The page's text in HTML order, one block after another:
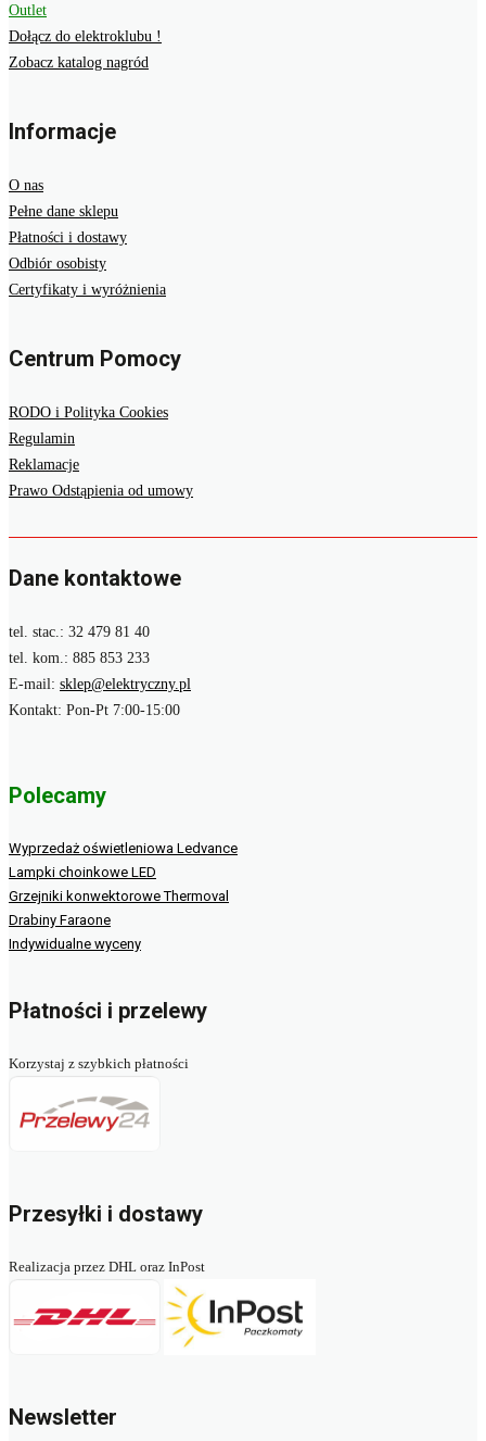
Outlet
Dołącz do elektroklubu !
Zobacz katalog nagród
Informacje
O nas
Pełne dane sklepu
Płatności i dostawy
Odbiór osobisty
Certyfikaty i wyróżnienia
Centrum Pomocy
RODO i Polityka Cookies
Regulamin
Reklamacje
Prawo Odstąpienia od umowy
Dane kontaktowe
tel. stac.: 32 479 81 40
tel. kom.: 885 853 233
E-mail: sklep@elektryczny.pl
Kontakt: Pon-Pt 7:00-15:00
Polecamy
Wyprzedaż oświetleniowa Ledvance
Lampki choinkowe LED
Grzejniki konwektorowe Thermoval
Drabiny Faraone
Indywidualne wyceny
Płatności i przelewy
Korzystaj z szybkich płatności
Przesyłki i dostawy
Realizacja przez DHL oraz InPost
Newsletter